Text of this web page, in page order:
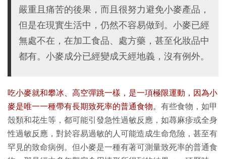
嚴重且痛苦的後果，而且很努力避免小麥產品，
但是在現實生活中，仍然不容易做到。小麥已經
無處不在，在加工食品、處方藥，甚至化妝品中
都有。小麥成分已經變成天經地義，沒有例外。
吃小麥就和攀冰、高空彈跳一樣，是一項極限運動 ，因為小
麥是唯一一種帶有長期致死率的普通食物。 有些食物，如甲
殼類和花生等，都可能引發急性過敏反應，如蕁麻疹或全身
性過敏反應，對於容易過敏的人可能造成生命危險，甚至有
罕見的致命病例。但小麥是一種有著可測量致死率的普通食